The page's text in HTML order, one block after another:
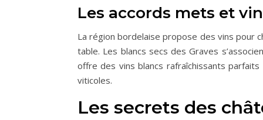
Les accords mets et
La région bordelaise propose des vins pour
table. Les blancs secs des Graves
offre des vins blancs rafraîchissants
viticoles.
Les secrets des